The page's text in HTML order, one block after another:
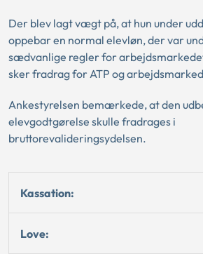
Der blev lagt vægt på, at hun under
oppebar en normal elevløn, der var
sædvanlige regler for
sker fradrag for ATP og
Ankestyrelsen bemærkede, at den
elevgodtgørelse skulle fradrages i
bruttorevalideringsydelsen.
Kassation:
Love: